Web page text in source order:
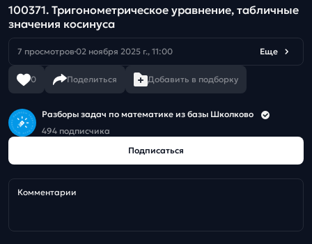
100371. Тригонометрическое уравнение, табличные
значения косинуса
7 просмотров 02 ноября 2025 г., 11:00 Еще
0 Поделиться Добавить в подборку
Разборы задач по математике из базы Школково
494 подписчика
Подписаться
Комментарии